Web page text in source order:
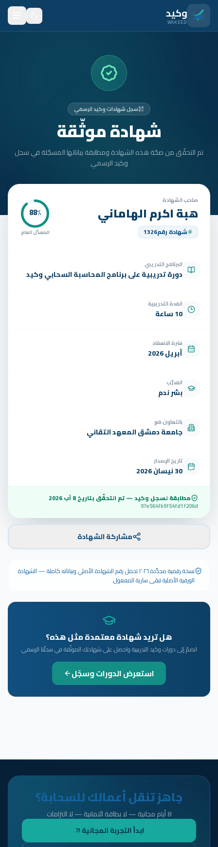
انتقل للمحتوى الرئيسي
وكيد
WAKEED
المتدربون
الأمان
تواصل
الوظائف
سجل شهادات وكيد الرسمي
شهادة موثّقة
تم التحقّق من صحّة هذه الشهادة ومطابقة بياناتها المسجّلة في سجل
وكيد الرسمي
صاحب الشهادة
هبة اكرم الهاماني
شهادة رقم1326
88٪
المعدّل العام
البرنامج التدريبي
دورة تدريبية على برنامج المحاسبة السحابي وكيد
المدة التدريبية
10 ساعة
فترة الانعقاد
أبريل 2026
المدرّب
بشر ندم
بالتعاون مع
جامعة دمشق المعهد التقاني
تاريخ الإصدار
30 نيسان 2026
مطابقة لسجل وكيد — تم التحقّق بتاريخ8 آب 2026
97e564fb9f54fd1f206d
مشاركة الشهادة
نسخة رقمية مجدَّدة ٢٠٢٦ تحمل رقم الشهادة الأصلي وبياناته كاملة — الشهادة
الورقية الأصلية تبقى سارية المفعول.
هل تريد شهادة معتمدة مثل هذه؟
انضمّ إلى دورات وكيد التدريبية واحصل على شهادتك الموثّقة في سجلّنا الرسمي
استعرض الدورات وسجّل
جاهز تنقل أعمالك للسحابة؟
8 أيام مجانية — لا بطاقة ائتمانية — لا التزامات
ابدأ التجربة المجانية